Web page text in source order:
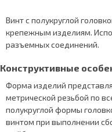
Винт с полукруглой
крепежным изделиям.
разъемных соединений.
Конструктивные
Форма изделий
метрической резьбой по
полукруглой формы
винтом при выполнении